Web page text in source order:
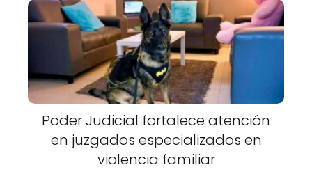
Poder Judicial fortalece atención
en juzgados especializados en
violencia familiar